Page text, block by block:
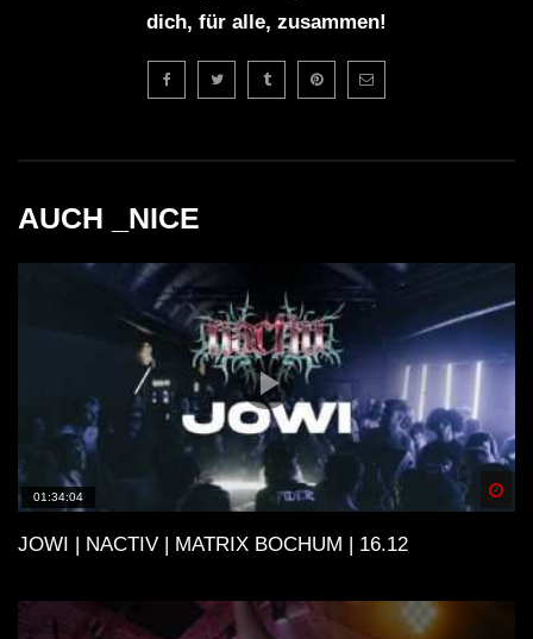
dich, für alle, zusammen!
AUCH _NICE
01:34:04
JOWI | NACTIV | MATRIX BOCHUM | 16.12